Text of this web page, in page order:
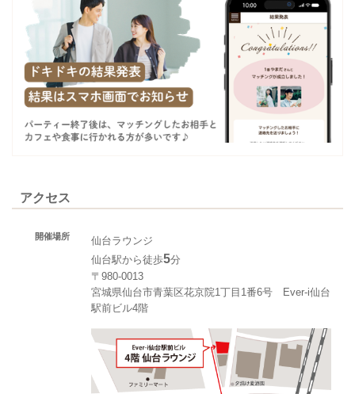
アクセス
開催場所
仙台ラウンジ
仙台駅から徒歩5分
〒980-0013
宮城県仙台市青葉区花京院1丁目1番6号 Ever-i仙台
駅前ビル4階